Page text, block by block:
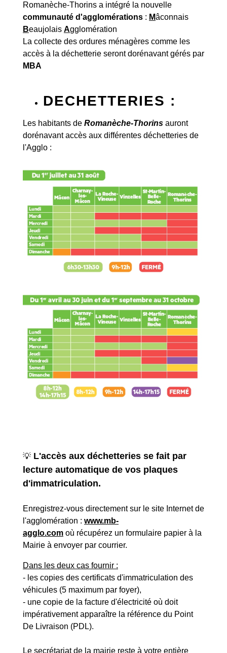
Romanèche-Thorins a intégré la nouvelle
communauté d'agglomérations : Mâconnais
Beaujolais Agglomération
La collecte des ordures ménagères comme les
accès à la déchetterie seront dorénavant gérés par
MBA
DECHETTERIES :
Les habitants de Romanèche-Thorins auront
dorénavant accès aux différentes déchetteries de
l'Agglo :
💡 L'accès aux déchetteries se fait par
lecture automatique de vos plaques
d'immatriculation.
Enregistrez-vous directement sur le site Internet de
l'agglomération : www.mb-
agglo.com où récupérez un formulaire papier à la
Mairie à envoyer par courrier.
Dans les deux cas fournir :
- les copies des certificats d'immatriculation des
véhicules (5 maximum par foyer),
- une copie de la facture d'électricité où doit
impérativement apparaître la référence du Point
De Livraison (PDL).
Le secrétariat de la mairie reste à votre entière